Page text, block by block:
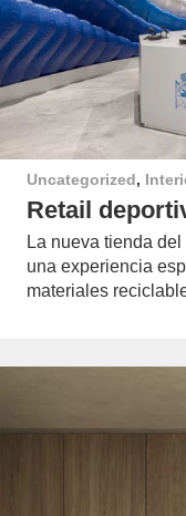
Uncategorized,
Retail
La nueva tienda
una experiencia
materiales